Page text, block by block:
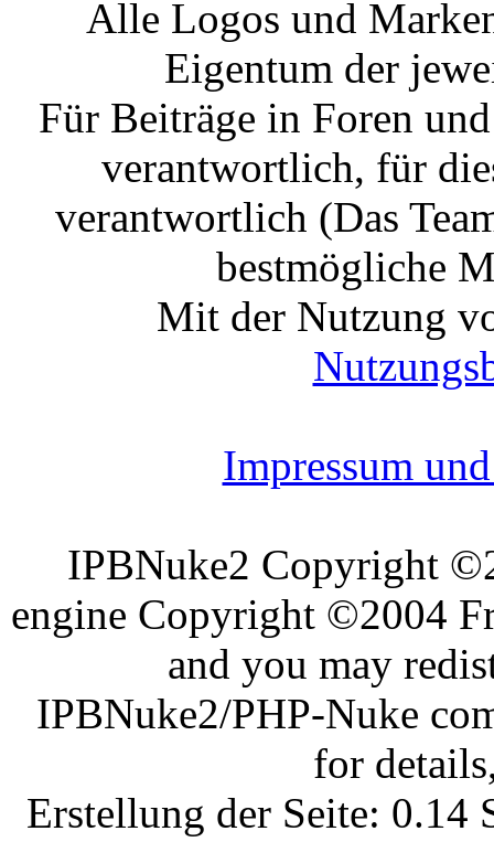
Alle Logos und
Eigentum der
Für Beiträge in Foren
verantwortlich, für
verantwortlich (Das
bestmögliche
Mit der Nutzung
Impressum
IPBNuke2 Copyright
engine Copyright ©2004
and you may
IPBNuke2/PHP-Nuke
for
Erstellung der Seite: 0.14